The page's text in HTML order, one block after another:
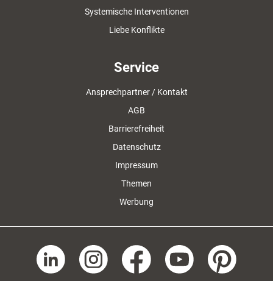
Systemische Interventionen
Liebe Konflikte
Service
Ansprechpartner / Kontakt
AGB
Barrierefreiheit
Datenschutz
Impressum
Themen
Werbung